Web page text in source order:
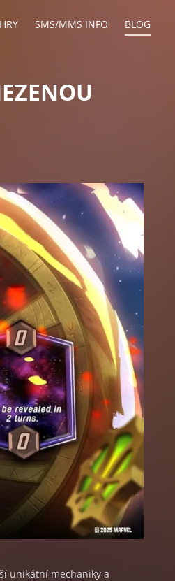
SMS/MMS INFO BLOG
unikátní mechaniky a